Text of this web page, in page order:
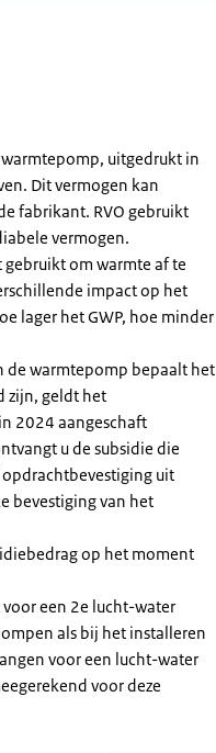
uitgedrukt in
Dit vermogen kan
fabrikant. RVO gebruikt
vermogen.
om warmte af te
impact op het
lager het GWP, hoe minder
de warmtepomp bepaalt het
zijn, geldt het
2024 aangeschaft
u de subsidie die
uit
bevestiging van het
op het moment
een 2e lucht-water
als bij het installeren
voor een lucht-water
voor deze